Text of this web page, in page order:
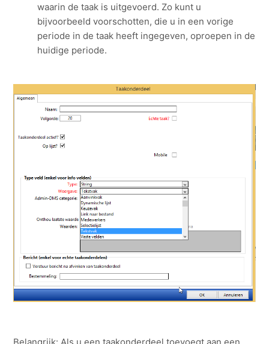
waarin de taak is uitgevoerd. Zo kunt u
bijvoorbeeld voorschotten, die u in een vorige
periode in de taak heeft ingegeven, oproepen in de
huidige periode.
Belangrijk: Als u een taakonderdeel toevoegt aan een